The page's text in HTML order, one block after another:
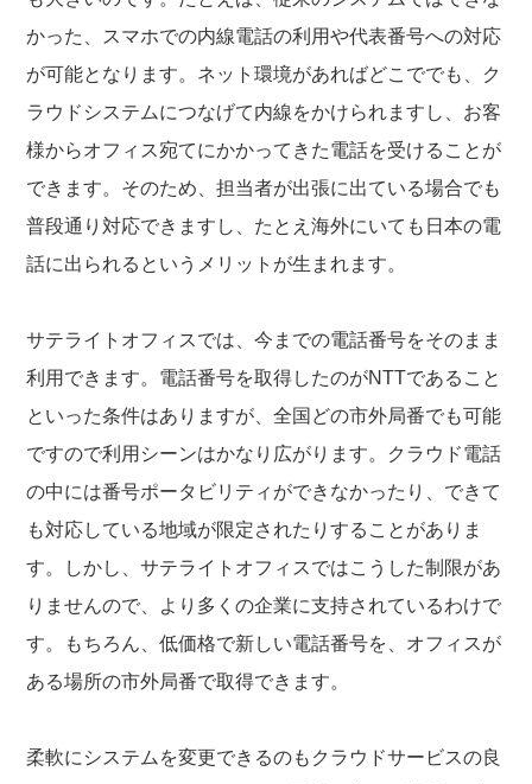
かった、スマホでの内線電話の利用や代表番号への対応
が可能となります。ネット環境があればどこででも、ク
ラウドシステムにつなげて内線をかけられますし、お客
様からオフィス宛てにかかってきた電話を受けることが
できます。そのため、担当者が出張に出ている場合でも
普段通り対応できますし、たとえ海外にいても日本の電
話に出られるというメリットが生まれます。
サテライトオフィスでは、今までの電話番号をそのまま
利用できます。電話番号を取得したのがNTTであること
といった条件はありますが、全国どの市外局番でも可能
ですので利用シーンはかなり広がります。クラウド電話
の中には番号ポータビリティができなかったり、できて
も対応している地域が限定されたりすることがありま
す。しかし、サテライトオフィスではこうした制限があ
りませんので、より多くの企業に支持されているわけで
す。もちろん、低価格で新しい電話番号を、オフィスが
ある場所の市外局番で取得できます。
柔軟にシステムを変更できるのもクラウドサービスの良